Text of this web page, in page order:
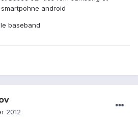
android
baseband
2012